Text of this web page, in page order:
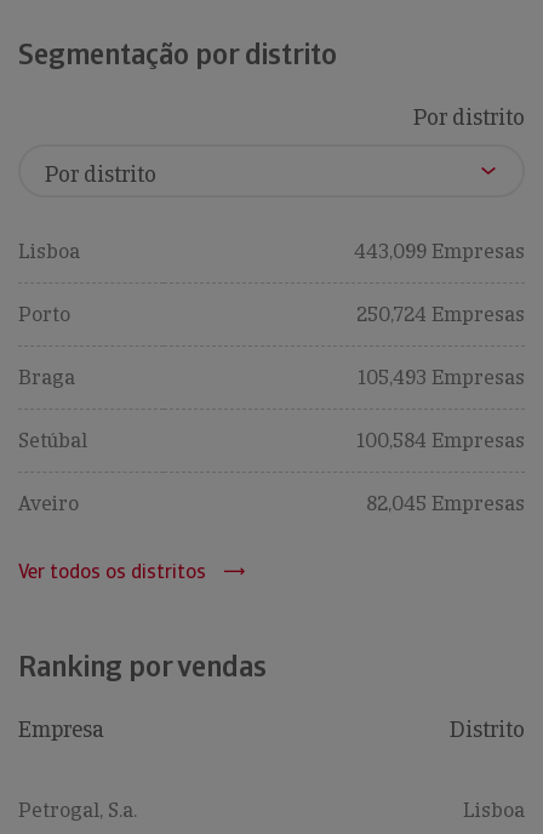
Segmentação por distrito
Por distrito
Lisboa 443,099 Empresas
Porto 250,724 Empresas
Braga 105,493 Empresas
Setúbal 100,584 Empresas
Aveiro 82,045 Empresas
Ver todos os distritos
Ranking por vendas
Empresa Distrito
Petrogal, S.a. Lisboa